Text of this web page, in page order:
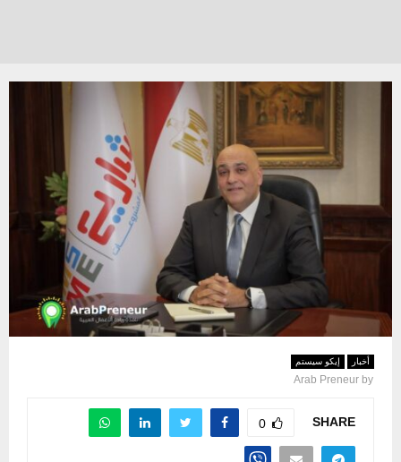
أخبار إيكو سيستم
by
Arab Preneur
SHARE
0